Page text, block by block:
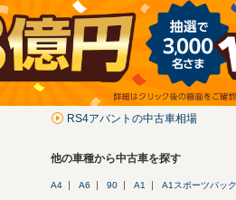
RS4アバントの中古車相場
他の車種から中古車を探す
A4 A6 90 A1 A1スポーツバック